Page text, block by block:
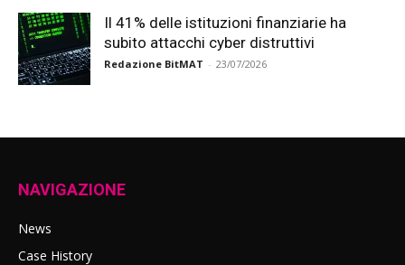
Il 41% delle istituzioni finanziarie ha
subito attacchi cyber distruttivi
Redazione BitMAT - 23/07/2026
NAVIGAZIONE
News
Case History